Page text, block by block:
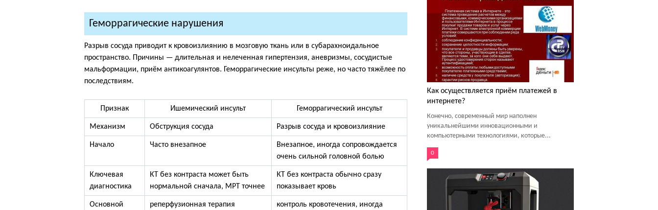
Геморрагические нарушения
Разрыв сосуда приводит к кровоизлиянию в мозговую ткань или в субарахноидальное
пространство. Причины — длительная и нелеченная гипертензия, аневризмы, сосудистые
мальформации, приём антикоагулянтов. Геморрагические инсульты реже, но часто тяжёлее по
последствиям.
Признак Ишемический инсульт Геморрагический инсульт
Механизм Обструкция сосуда Разрыв сосуда и кровоизлияние
Начало Часто внезапное
Внезапное, иногда сопровождается
очень сильной головной болью
Ключевая
диагностика
КТ без контраста может быть
нормальной сначала, МРТ точнее
КТ без контраста обычно сразу
показывает кровь
Основной
реперфузионная терапия
контроль кровотечения, иногда
Как осуществляется приём платежей в
интернете?
Конечно, современный мир наполнен
уникальнейшими инновационными и
компьютерными технологиями, которые...
0